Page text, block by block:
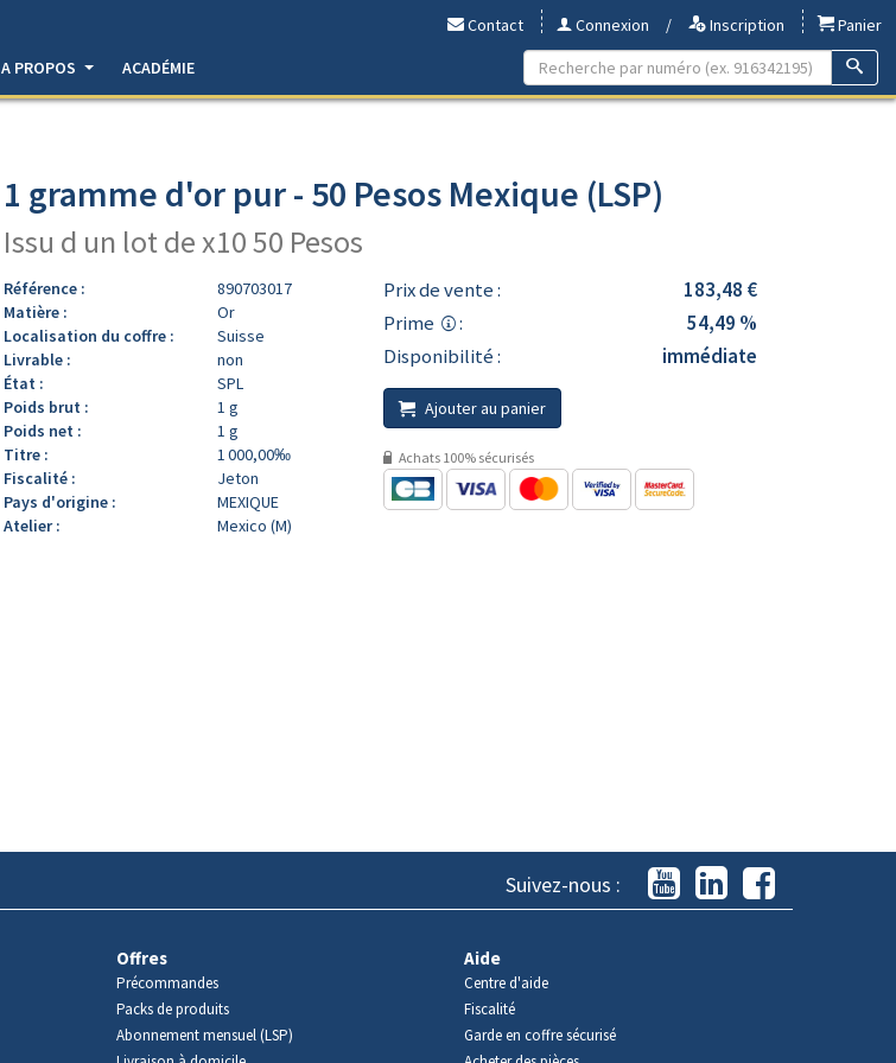
Contact Connexion / Inscription
Panier
A PROPOS ACADÉMIE
1 gramme d'or pur - 50 Pesos Mexique (LSP)
Issu d un lot de x10 50 Pesos
Référence :
890703017
Matière :
Or
Localisation du coffre :
Suisse
Livrable :
non
État :
SPL
Poids brut :
1 g
Poids net :
1 g
Titre :
1 000,00‰
Fiscalité :
Jeton
Pays d'origine :
MEXIQUE
Atelier :
Mexico (M)
Prix de vente :
183,48 €
Prime
:
54,49 %
Disponibilité :
immédiate
Ajouter au panier
Achats 100% sécurisés
Suivez-nous :
Offres
Précommandes
Packs de produits
Abonnement mensuel (LSP)
Aide
Centre d'aide
Fiscalité
Garde en coffre sécurisé